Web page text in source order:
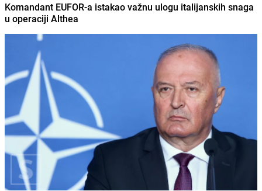
Komandant EUFOR-a istakao važnu ulogu italijanskih snaga
u operaciji Althea